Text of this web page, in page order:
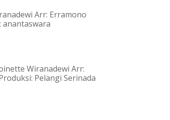
Arr: Erramono
anantaswara
Wiranadewi Arr:
Pelangi Serinada